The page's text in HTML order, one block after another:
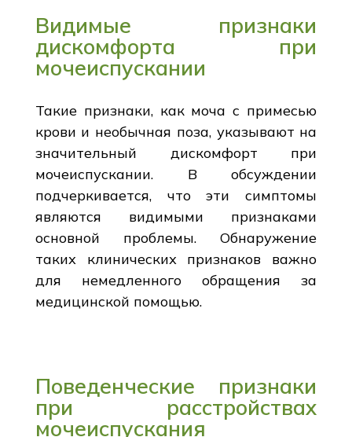
Видимые признаки
дискомфорта при
мочеиспускании
Такие признаки, как моча с примесью
крови и необычная поза, указывают на
значительный дискомфорт при
мочеиспускании. В обсуждении
подчеркивается, что эти симптомы
являются видимыми признаками
основной проблемы. Обнаружение
таких клинических признаков важно
для немедленного обращения за
медицинской помощью.
Поведенческие признаки
при расстройствах
мочеиспускания